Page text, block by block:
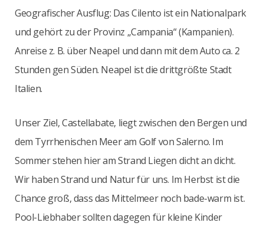
Geografischer Ausflug: Das Cilento ist ein Nationalpark
und gehört zu der Provinz „Campania“ (Kampanien).
Anreise z. B. über Neapel und dann mit dem Auto ca. 2
Stunden gen Süden. Neapel ist die drittgrößte Stadt
Italien.
Unser Ziel, Castellabate, liegt zwischen den Bergen und
dem Tyrrhenischen Meer am Golf von Salerno. Im
Sommer stehen hier am Strand Liegen dicht an dicht.
Wir haben Strand und Natur für uns. Im Herbst ist die
Chance groß, dass das Mittelmeer noch bade-warm ist.
Pool-Liebhaber sollten dagegen für kleine Kinder